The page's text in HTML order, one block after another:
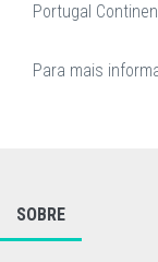
Portugal
Para mais
SOBRE